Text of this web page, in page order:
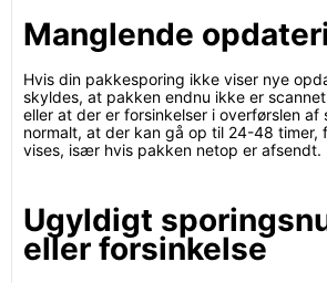
Manglende
Hvis din pakkesporing ikke viser nye
skyldes, at pakken endnu ikke er
eller at der er forsinkelser i overførslen af
normalt, at der kan gå op til 24-48 timer,
vises, især hvis pakken netop er afsendt.
Ugyldigt
eller forsinkelse